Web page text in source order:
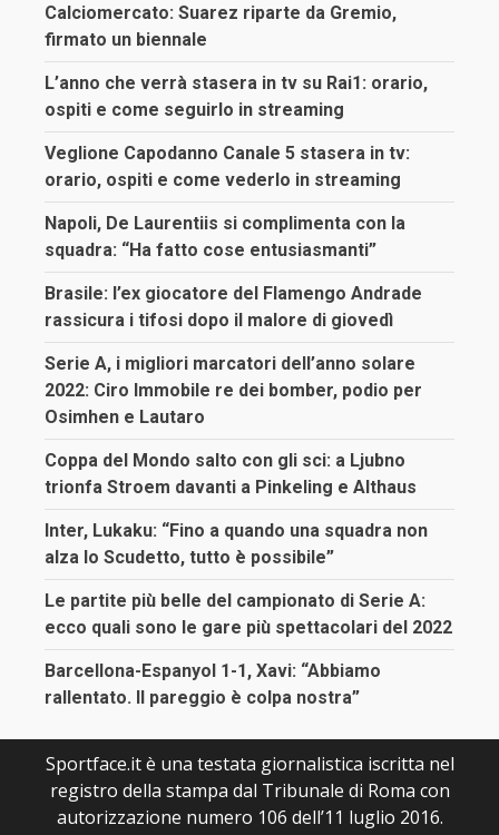
Calciomercato: Suarez riparte da Gremio,
firmato un biennale
L’anno che verrà stasera in tv su Rai1: orario,
ospiti e come seguirlo in streaming
Veglione Capodanno Canale 5 stasera in tv:
orario, ospiti e come vederlo in streaming
Napoli, De Laurentiis si complimenta con la
squadra: “Ha fatto cose entusiasmanti”
Brasile: l’ex giocatore del Flamengo Andrade
rassicura i tifosi dopo il malore di giovedì
Serie A, i migliori marcatori dell’anno solare
2022: Ciro Immobile re dei bomber, podio per
Osimhen e Lautaro
Coppa del Mondo salto con gli sci: a Ljubno
trionfa Stroem davanti a Pinkeling e Althaus
Inter, Lukaku: “Fino a quando una squadra non
alza lo Scudetto, tutto è possibile”
Le partite più belle del campionato di Serie A:
ecco quali sono le gare più spettacolari del 2022
Barcellona-Espanyol 1-1, Xavi: “Abbiamo
rallentato. Il pareggio è colpa nostra”
Sportface.it è una testata giornalistica iscritta nel
registro della stampa dal Tribunale di Roma con
autorizzazione numero 106 dell’11 luglio 2016.